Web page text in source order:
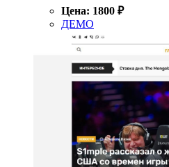
Цена: 1800 ₽
ДЕМО